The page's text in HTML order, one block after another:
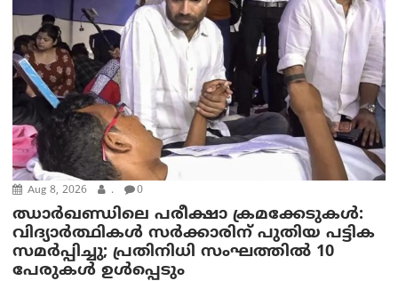
Aug 8, 2026 . 0
ഝാര്‍ഖണ്ഡിലെ പരീക്ഷാ ക്രമക്കേടുകള്‍:
വിദ്യാർത്ഥികൾ സർക്കാരിന് പുതിയ പട്ടിക
സമർപ്പിച്ചു; പ്രതിനിധി സംഘത്തിൽ 10
പേരുകൾ ഉൾപ്പെടും